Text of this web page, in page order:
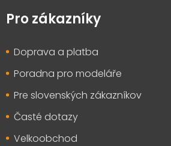
pPro zákazníky
Doprava a platba
Poradna pro modeláře
Pre slovenských zákazníkov
Časté dotazy
Velkoobchod